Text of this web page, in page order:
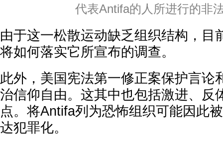
代表Antifa的人所进行的非
由于这一松散运动缺乏组织结构，目
将如何落实它所宣布的调查。
此外，美国宪法第一修正案保护言论
治信仰自由。这其中也包括激进、反
点。将Antifa列为恐怖组织可能因此
达犯罪化。